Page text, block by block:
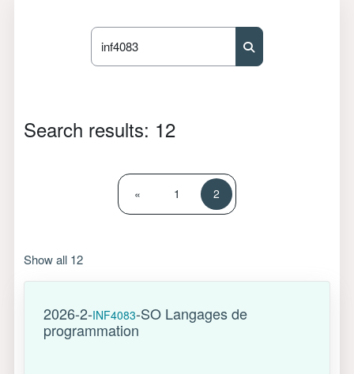
Search courses
Search courses
Search results: 12
« Previous page
1 Page 12Page 2
Show all 12
2026-2-INF4083-SO Langages de
programmation